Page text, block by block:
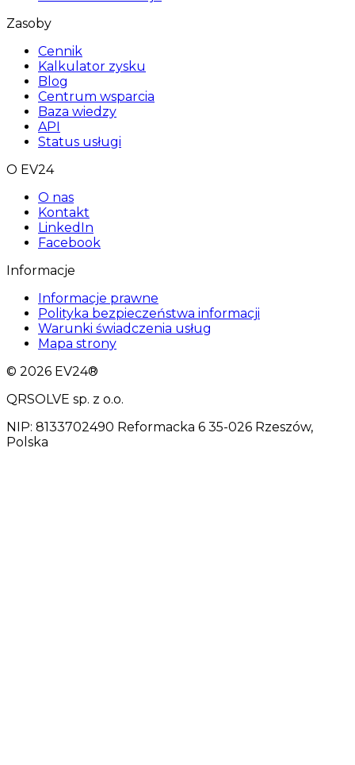
Zasoby
Cennik
Kalkulator zysku
Blog
Centrum wsparcia
Baza wiedzy
API
Status usługi
O EV24
O nas
Kontakt
LinkedIn
Facebook
Informacje
Informacje prawne
Polityka bezpieczeństwa informacji
Warunki świadczenia usług
Mapa strony
© 2026 EV24®
QRSOLVE sp. z o.o.
NIP: 8133702490 Reformacka 6 35-026 Rzeszów,
Polska